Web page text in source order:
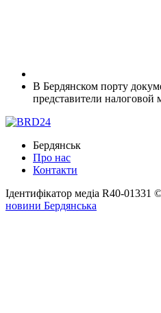
В Бердянском порту
представители
Бердянськ
Про нас
Контакти
Ідентифікатор медіа R40-01331
новини Бердянська